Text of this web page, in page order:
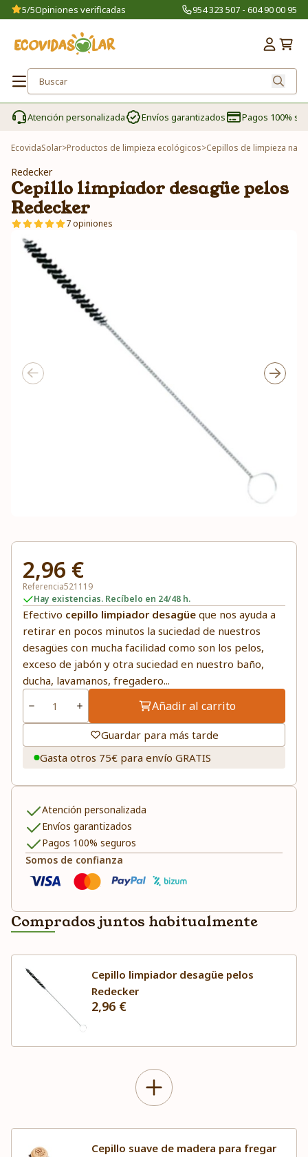
5/5Opiniones verificadas 954 323 507 - 604 90 00 95
Atención personalizada Envíos garantizados Pagos 100%
EcovidaSolar>Productos de limpieza ecológicos>Cepillos de limpieza
Redecker
Cepillo limpiador desagüe pelos
Redecker
7 opiniones
2,96 €
Referencia521119
Hay existencias. Recíbelo en 24/48 h.
Efectivo cepillo limpiador desagüe que nos ayuda a
retirar en pocos minutos la suciedad de nuestros
desagües con mucha facilidad como son los pelos,
exceso de jabón y otra suciedad en nuestro baño,
ducha, lavamanos, fregadero...
Añadir al carrito
Guardar para más tarde
Gasta otros 75€ para envío GRATIS
Atención personalizada
Envíos garantizados
Pagos 100% seguros
Somos de confianza
Comprados juntos habitualmente
Cepillo limpiador desagüe pelos
Redecker
2,96 €
Cepillo suave de madera para fregar